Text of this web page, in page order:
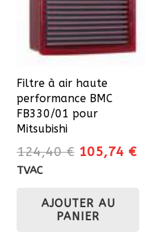
Filtre à air haute
performance BMC
FB330/01 pour
Mitsubishi
124,40€ Le
était :
124,40 €.
105,74 €Le
TVAC
AJOUTER AU
PANIER